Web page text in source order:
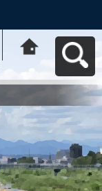
動応援ｻｲﾄ はち
コミねっとへ戻